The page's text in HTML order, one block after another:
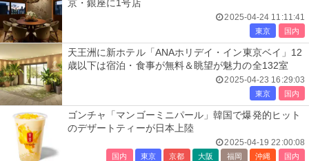
京・銀座に1号店
2025-04-24 11:11:41
東京 国内
天王洲に新ホテル「ANAホリデイ・イン東京ベイ」12
歳以下は宿泊・食事が無料＆眺望が魅力の全132室
2025-04-23 16:29:03
東京 国内
ゴンチャ「マンゴーミニパール」韓国で爆発的ヒット
のデザートティーが日本上陸
2025-04-19 22:00:08
国内 東京 京都 大阪 福岡 沖縄 国内